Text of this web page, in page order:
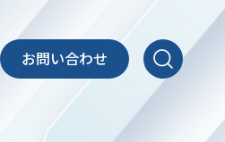
お問い合わせ